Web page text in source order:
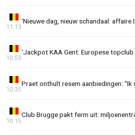
‘Nieuwe dag, nieuw schandaal: affaire
11:13
‘Jackpot KAA Gent: Europese topclub
10:53
Praet onthult resem aanbiedingen: “Ik
10:35
Club Brugge pakt ferm uit:
10:15